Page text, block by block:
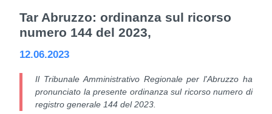
Tar Abruzzo: ordinanza sul ricorso
numero 144 del 2023,
12.06.2023
Il Tribunale Amministrativo Regionale per l'Abruzzo ha
pronunciato la presente ordinanza sul ricorso numero di
registro generale 144 del 2023.